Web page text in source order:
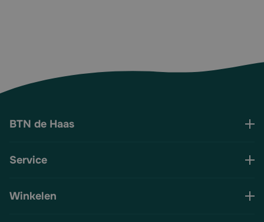
BTN de Haas
Service
Winkelen